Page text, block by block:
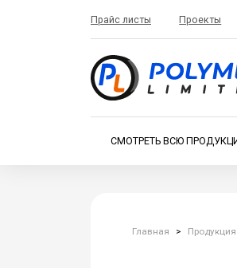
Прайс листы Проекты
СМОТРЕТЬ ВСЮ
Главная >